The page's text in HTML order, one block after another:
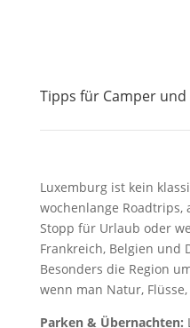
Tipps für Camper
Luxemburg ist kein
wochenlange
Stopp für Urlaub oder
Frankreich, Belgien und
Besonders die Region
wenn man Natur,
Parken & Übernachten: